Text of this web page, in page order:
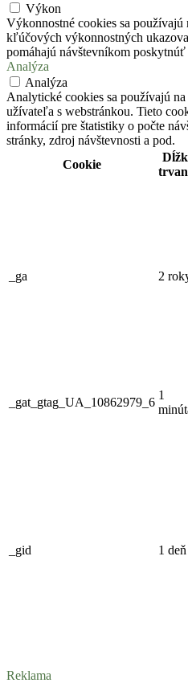
Výkon
Výkonnostné cookies sa používajú
kľúčových výkonnostných
pomáhajú návštevníkom
Analýza
Analýza
Analytické cookies sa používajú
užívateľa s webstránkou. Tieto
informácií pre štatistiky o počte
stránky, zdroj návštevnosti a pod.
Cookie
_ga 2
_gat_gtag_UA_10862979_6
1
_gid 1 deň
Reklama